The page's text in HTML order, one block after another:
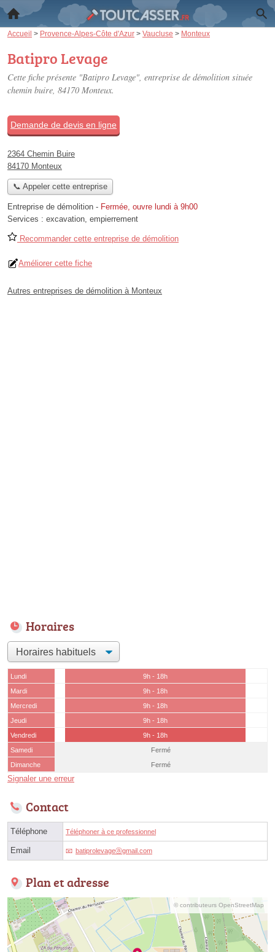
Accueil > Provence-Alpes-Côte d'Azur > Vaucluse > Monteux
Batipro Levage
Cette fiche présente "Batipro Levage", entreprise de démolition située
chemin buire, 84170 Monteux.
Demande de devis en ligne
2364 Chemin Buire
84170 Monteux
📞 Appeler cette entreprise
Entreprise de démolition - Fermée, ouvre lundi à 9h00
Services : excavation, empierrement
Recommander cette entreprise de démolition
Améliorer cette fiche
Autres entreprises de démolition à Monteux
Horaires
Lundi
9h - 18h
Mardi
9h - 18h
Mercredi
9h - 18h
Jeudi
9h - 18h
Vendredi
9h - 18h
Samedi
Fermé
Dimanche
Fermé
Signaler une erreur
Contact
Téléphone Téléphoner à ce professionnel
Email batiprolevageⓐgmail.com
Plan et adresse
© contributeurs OpenStreetMap